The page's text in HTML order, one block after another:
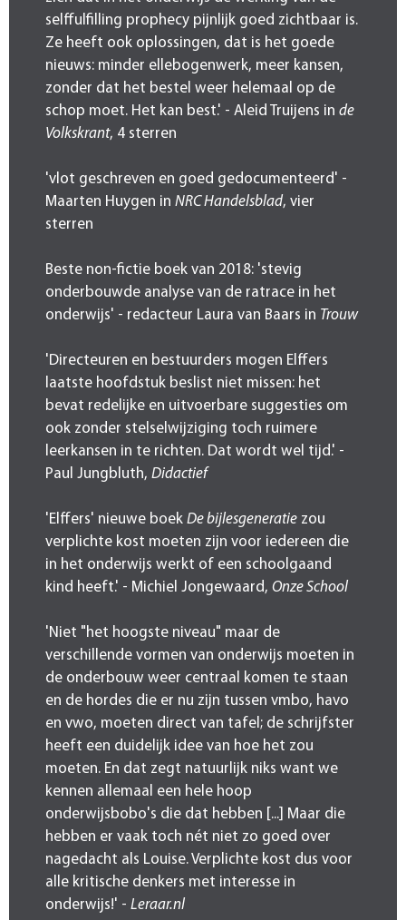
selffulfilling prophecy pijnlijk goed zichtbaar is.
Ze heeft ook oplossingen, dat is het goede
nieuws: minder ellebogenwerk, meer kansen,
zonder dat het bestel weer helemaal op de
schop moet. Het kan best.' - Aleid Truijens in de
Volkskrant, 4 sterren
'vlot geschreven en goed gedocumenteerd' -
Maarten Huygen in NRC Handelsblad, vier
sterren
Beste non-fictie boek van 2018: 'stevig
onderbouwde analyse van de ratrace in het
onderwijs' - redacteur Laura van Baars in Trouw
'Directeuren en bestuurders mogen Elffers
laatste hoofdstuk beslist niet missen: het
bevat redelijke en uitvoerbare suggesties om
ook zonder stelselwijziging toch ruimere
leerkansen in te richten. Dat wordt wel tijd.' -
Paul Jungbluth, Didactief
'Elffers' nieuwe boek De bijlesgeneratie zou
verplichte kost moeten zijn voor iedereen die
in het onderwijs werkt of een schoolgaand
kind heeft.' - Michiel Jongewaard, Onze School
'Niet "het hoogste niveau" maar de
verschillende vormen van onderwijs moeten in
de onderbouw weer centraal komen te staan
en de hordes die er nu zijn tussen vmbo, havo
en vwo, moeten direct van tafel; de schrijfster
heeft een duidelijk idee van hoe het zou
moeten. En dat zegt natuurlijk niks want we
kennen allemaal een hele hoop
onderwijsbobo's die dat hebben [...] Maar die
hebben er vaak toch nét niet zo goed over
nagedacht als Louise. Verplichte kost dus voor
alle kritische denkers met interesse in
onderwijs!' - Leraar.nl